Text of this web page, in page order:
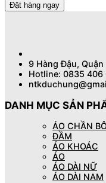
Đặt hàng ngay
9 Hàng Đậu,
Hotline: 0835
DANH MỤC SẢN
ÁO CHẦN
ĐẦM
ÁO KHOÁC
ÁO
ÁO DÀI NỮ
ÁO DÀI NAM